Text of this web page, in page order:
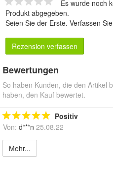
Es wurde noch
Produkt abgegeben.
Seien Sie der Erste. Verfassen
Rezension verfassen
Bewertungen
So haben Kunden, die den Artikel
haben, den Kauf bewertet.
Positiv
Von: d***n 25.08.22
Mehr...